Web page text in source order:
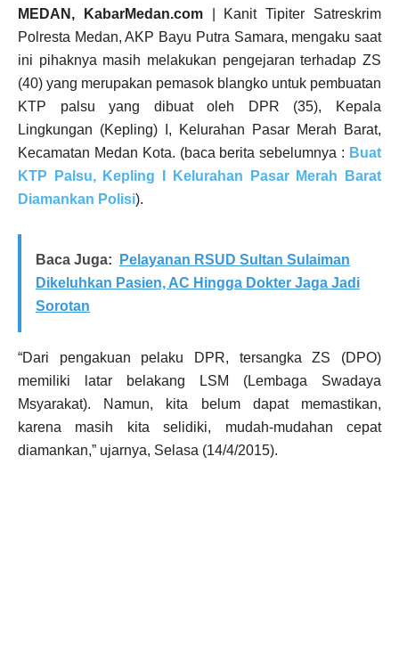
MEDAN, KabarMedan.com| Kanit Tipiter Satreskrim
Polresta Medan, AKP Bayu Putra Samara, mengaku saat
ini pihaknya masih melakukan pengejaran terhadap ZS
(40) yang merupakan pemasok blangko untuk pembuatan
KTP palsu yang dibuat oleh DPR (35), Kepala
Lingkungan (Kepling) I, Kelurahan Pasar Merah Barat,
Kecamatan Medan Kota. (baca berita sebelumnya : Buat
KTP Palsu, Kepling I Kelurahan Pasar Merah Barat
Diamankan Polisi).
Baca Juga:
Pelayanan RSUD Sultan Sulaiman
Dikeluhkan Pasien, AC Hingga Dokter Jaga Jadi
Sorotan
“Dari pengakuan pelaku DPR, tersangka ZS (DPO)
memiliki latar belakang LSM (Lembaga Swadaya
Msyarakat). Namun, kita belum dapat memastikan,
karena masih kita selidiki, mudah-mudahan cepat
diamankan,” ujarnya, Selasa (14/4/2015).